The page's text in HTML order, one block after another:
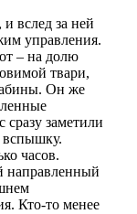
вслед за ней
управления.
– на долю
твари,
Он же
сразу заметили
вспышку.
часов.
направленный
Кто-то менее